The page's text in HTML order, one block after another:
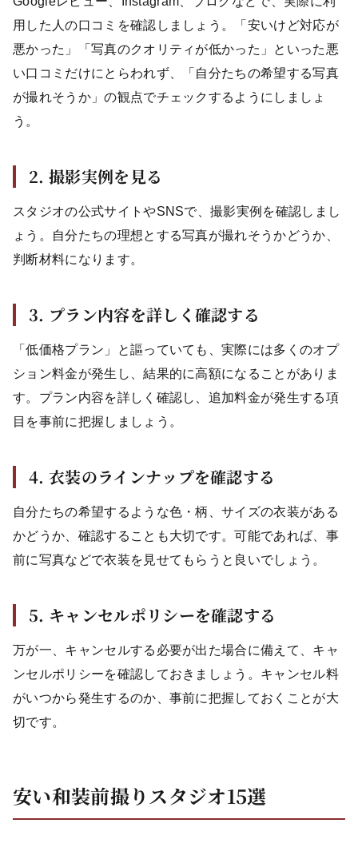
用した人の口コミを確認しましょう。「安いけど対応が
悪かった」「写真のクオリティが低かった」といった悪
い口コミだけにとらわれず、「自分たちの希望する写真
が撮れそうか」の観点でチェックするようにしましょ
う。
2. 撮影実例を見る
スタジオの公式サイトやSNSで、撮影実例を確認しまし
ょう。自分たちの理想とする写真が撮れそうかどうか、
判断材料になります。
3. プラン内容を詳しく確認する
「低価格プラン」と謳っていても、実際には多くのオプ
ション料金が発生し、結果的に高額になることがありま
す。プラン内容を詳しく確認し、追加料金が発生する項
目を事前に把握しましょう。
4. 衣装のラインナップを確認する
自分たちの希望するような色・柄、サイズの衣装がある
かどうか、確認することも大切です。可能であれば、事
前に写真などで衣装を見せてもらうと良いでしょう。
5. キャンセルポリシーを確認する
万が一、キャンセルする必要が出た場合に備えて、キャ
ンセルポリシーを確認しておきましょう。キャンセル料
がいつから発生するのか、事前に把握しておくことが大
切です。
安い和装前撮りスタジオ15選